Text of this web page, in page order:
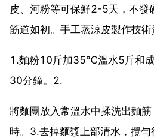
皮、河粉等可保鮮2-5天，不發
筋道如初。手工蒸涼皮製作技術
1.麵粉10斤加35℃溫水5斤和
30分鐘。2.
將麵團放入常溫水中揉洗出麵
時。3.去掉麵漿上部清水，攪